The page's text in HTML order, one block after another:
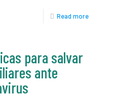
Read more
para salvar
ante